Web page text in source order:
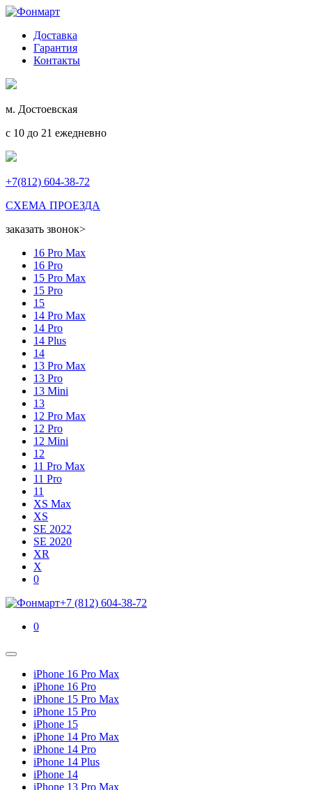
Доставка
Гарантия
Контакты
м. Достоевская
с 10 до 21 ежедневно
+7(812) 604-38-72
СХЕМА ПРОЕЗДА
заказать звонок>
16 Pro Max
16 Pro
15 Pro Max
15 Pro
15
14 Pro Max
14 Pro
14 Plus
14
13 Pro Max
13 Pro
13 Mini
13
12 Pro Max
12 Pro
12 Mini
12
11 Pro Max
11 Pro
11
XS Max
XS
SE 2022
SE 2020
XR
X
Shopping
0Items
Cart +7 (812) 604-38-72
Shopping
0Items
Menu
ToggleiPhone 16 Pro Max
iPhone 16 Pro
iPhone 15 Pro Max
iPhone 15 Pro
iPhone 15
iPhone 14 Pro Max
iPhone 14 Pro
iPhone 14 Plus
iPhone 14
iPhone 13 Pro Max